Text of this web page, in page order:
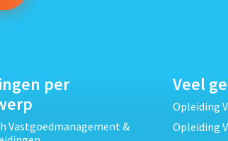
per
Vastgoedmanagement &
Veel
Opleiding
Opleiding